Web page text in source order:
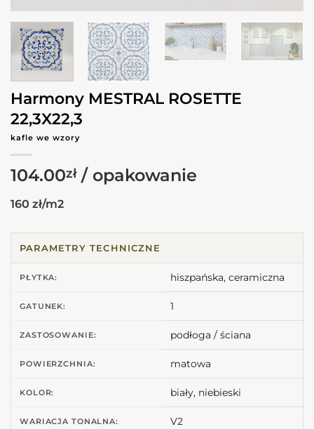
Harmony MESTRAL ROSETTE
22,3X22,3
kafle we wzory
104.00zł
160 zł/m2
PARAMETRY TECHNICZNE
PŁYTKA: hiszpańska, ceramiczna
GATUNEK: 1
ZASTOSOWANIE: podłoga / ściana
POWIERZCHNIA: matowa
KOLOR: biały, niebieski
WARIACJA TONALNA: V2